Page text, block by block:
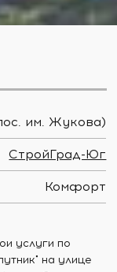
им. Жукова)
СтройГрад-Юг
Комфорт
услуги по
на улице